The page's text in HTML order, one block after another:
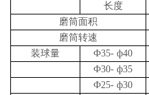
长度
磨筒面积
磨筒转速
装球量
Ф35- ф40
Ф30- ф35
Ф25- ф30